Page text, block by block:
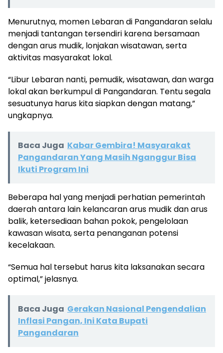
Menurutnya, momen Lebaran di Pangandaran selalu
menjadi tantangan tersendiri karena bersamaan
dengan arus mudik, lonjakan wisatawan, serta
aktivitas masyarakat lokal.
“Libur Lebaran nanti, pemudik, wisatawan, dan warga
lokal akan berkumpul di Pangandaran. Tentu segala
sesuatunya harus kita siapkan dengan matang,”
ungkapnya.
Baca Juga Kabar Gembira! Masyarakat
Pangandaran Yang Masih Nganggur Bisa
Ikuti Program Ini
Beberapa hal yang menjadi perhatian pemerintah
daerah antara lain kelancaran arus mudik dan arus
balik, ketersediaan bahan pokok, pengelolaan
kawasan wisata, serta penanganan potensi
kecelakaan.
“Semua hal tersebut harus kita laksanakan secara
optimal,” jelasnya.
Baca Juga Gerakan Nasional Pengendalian
Inflasi Pangan, Ini Kata Bupati
Pangandaran